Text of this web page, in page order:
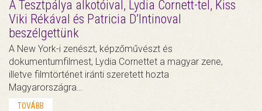
A Tesztpálya alkotóival, Lydia Cornett-tel, Kiss
Viki Rékával és Patricia D’Intinoval
beszélgettünk
A New York-i zenészt, képzőművészt és
dokumentumfilmest, Lydia Cornettet a magyar zene,
illetve filmtörténet iránti szeretett hozta
Magyarországra…
TOVÁBB